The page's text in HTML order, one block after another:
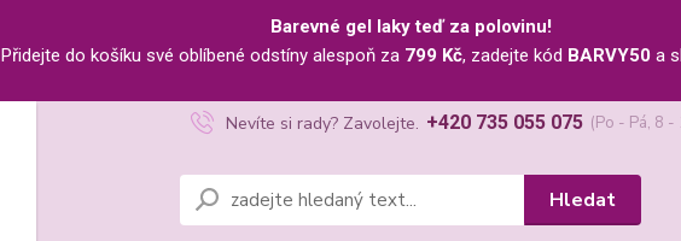
Barevné gel laky teď za polovinu!
Přidejte do košíku své oblíbené odstíny alespoň za 799 Kč, zadejte kód BARVY50 a
Hledat
Nevíte si rady? Zavolejte. +420 735 055 075 (Po - Pá, 8 -